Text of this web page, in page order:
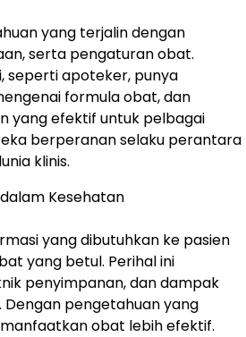
yang terjalin dengan
serta pengaturan obat.
seperti apoteker, punya
formula obat, dan
yang efektif untuk pelbagai
berperanan selaku perantara
klinis.
Kesehatan
yang dibutuhkan ke pasien
yang betul. Perihal ini
penyimpanan, dan dampak
Dengan pengetahuan yang
obat lebih efektif.